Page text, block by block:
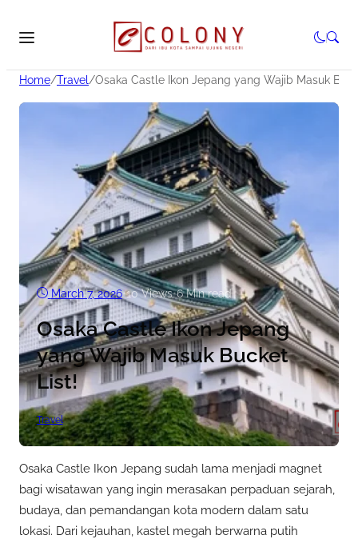
Home/Travel /Osaka Castle Ikon Jepang yang Wajib Masuk
March 7, 2026•10Views•6 Min read
Osaka Castle Ikon Jepang
yang Wajib Masuk Bucket
List!
Travel
Osaka Castle Ikon Jepang sudah lama menjadi magnet
bagi wisatawan yang ingin merasakan perpaduan sejarah,
budaya, dan pemandangan kota modern dalam satu
lokasi. Dari kejauhan, kastel megah berwarna putih